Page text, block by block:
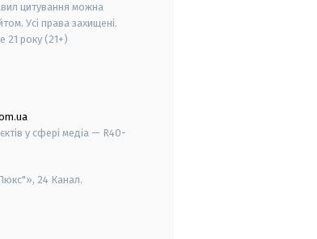
цитування можна
Усі права захищені.
21 року (21+)
у сфері медіа — R40-
24 Канал.